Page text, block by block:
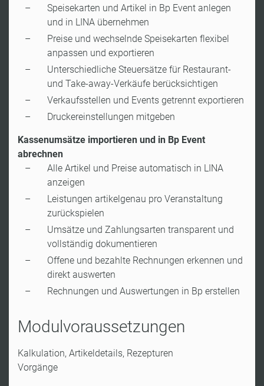
Speisekarten und Artikel in Bp Event anlegen
und in LINA übernehmen
Preise und wechselnde Speisekarten flexibel
anpassen und exportieren
Unterschiedliche Steuersätze für Restaurant-
und Take-away-Verkäufe berücksichtigen
Verkaufsstellen und Events getrennt exportieren
Druckereinstellungen mitgeben
Kassenumsätze importieren und in Bp Event
abrechnen
Alle Artikel und Preise automatisch in LINA
anzeigen
Leistungen artikelgenau pro Veranstaltung
zurückspielen
Umsätze und Zahlungsarten transparent und
vollständig dokumentieren
Offene und bezahlte Rechnungen erkennen und
direkt auswerten
Rechnungen und Auswertungen in Bp erstellen
Modulvoraussetzungen
Kalkulation, Artikeldetails, Rezepturen
Vorgänge